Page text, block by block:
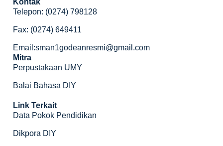
Kontak
Telepon: (0274) 798128
Fax: (0274) 649411
Email:sman1godeanresmi@gmail.com
Mitra
Perpustakaan UMY
Balai Bahasa DIY
Link Terkait
Data Pokok Pendidikan
Dikpora DIY